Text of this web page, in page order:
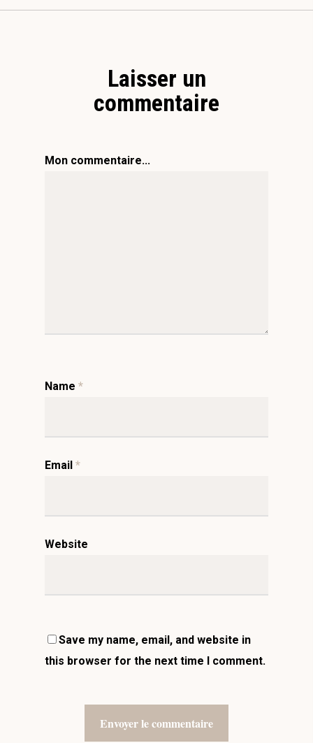
Laisser un
commentaire
Mon commentaire...
Name *
Email *
Website
Save my name, email, and website in
this browser for the next time I comment.